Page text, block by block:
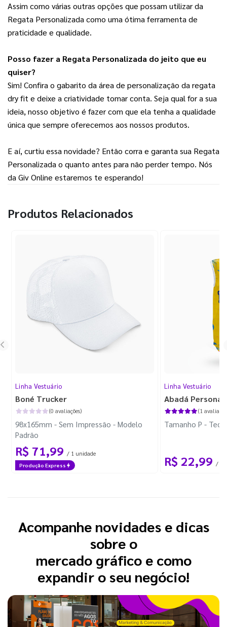
Assim como várias outras opções que possam utilizar da
Regata Personalizada como uma ótima ferramenta de
praticidade e qualidade.
Posso fazer a Regata Personalizada do jeito que eu
quiser?
Sim! Confira o gabarito da área de personalização da regata
dry fit e deixe a criatividade tomar conta. Seja qual for a sua
ideia, nosso objetivo é fazer com que ela tenha a qualidade
única que sempre oferecemos aos nossos produtos.
E aí, curtiu essa novidade? Então corra e garanta sua Regata
Personalizada o quanto antes para não perder tempo. Nós
da Giv Online estaremos te esperando!
Produtos Relacionados
Linha Vestuário
Boné Trucker
(0 avaliações)
98x165mm - Sem Impressão - Modelo
Padrão
R$ 71,99 / 1 unidade
Produção Express
Linha Vestuário
Abadá
(1
Tamanho P -
R$ 22,99 / 1
Acompanhe novidades e dicas
sobre o
mercado gráfico e como
expandir o seu negócio!